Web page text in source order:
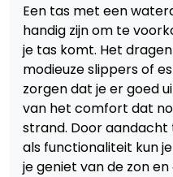
Een tas met een
handig zijn om te
je tas komt. Het
modieuze slippers of
zorgen dat je er goed
van het comfort dat
strand. Door
als functionaliteit kun
je geniet van de zon en